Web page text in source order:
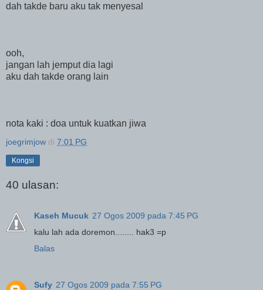
dah takde baru aku tak menyesal
ooh,
jangan lah jemput dia lagi
aku dah takde orang lain
nota kaki : doa untuk kuatkan jiwa
joegrimjow di 7:01 PG
Kongsi
40 ulasan:
Kaseh Mucuk 27 Ogos 2009 pada 7:45 PG
kalu lah ada doremon........ hak3 =p
Balas
Sufy 27 Ogos 2009 pada 7:55 PG